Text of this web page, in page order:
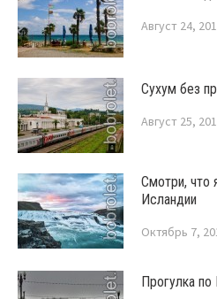
Август 24,
Сухум без
Август 25,
Смотри, что
Исландии
Октябрь 7,
Прогулка